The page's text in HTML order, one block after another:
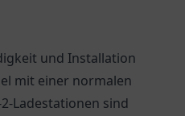
und Installation
mit einer normalen
Ladestationen sind